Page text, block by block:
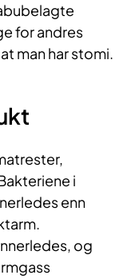
for andres
man har stomi.
i
enn
og